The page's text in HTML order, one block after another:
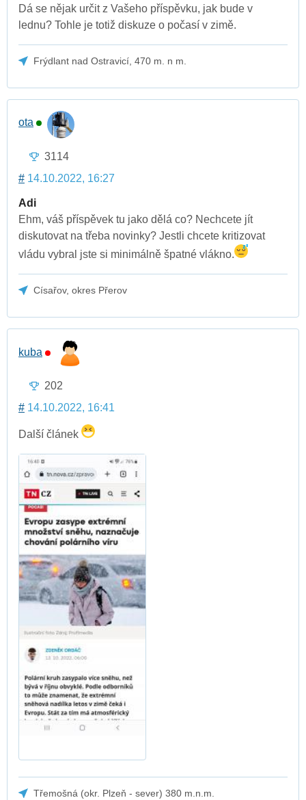
Dá se nějak určit z Vašeho příspěvku, jak bude v
lednu? Tohle je totiž diskuze o počasí v zimě.
Frýdlant nad Ostravicí, 470 m. n m.
ota
3114
# 14.10.2022, 16:27
Adi
Ehm, váš příspěvek tu jako dělá co? Nechcete jít
diskutovat na třeba novinky? Jestli chcete kritizovat
vládu vybral jste si minimálně špatné vlákno.
Císařov, okres Přerov
kuba
202
# 14.10.2022, 16:41
Další článek
Třemošná (okr. Plzeň - sever) 380 m.n.m.